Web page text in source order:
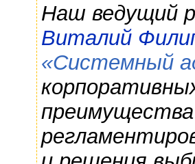
Наш ведущий
Виталий
«Системный